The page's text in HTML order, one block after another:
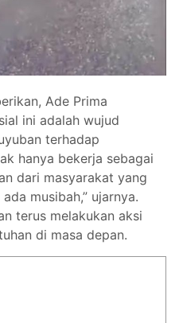
Ade Prima
ini adalah wujud
terhadap
hanya bekerja sebagai
dari masyarakat yang
musibah,” ujarnya.
terus melakukan aksi
di masa depan.